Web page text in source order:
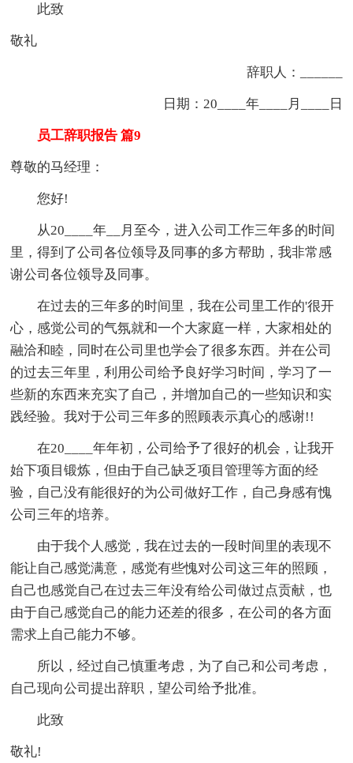
此致
敬礼
辞职人：______
日期：20____年____月____日
员工辞职报告 篇9
尊敬的马经理：
您好!
从20____年__月至今，进入公司工作三年多的时间
里，得到了公司各位领导及同事的多方帮助，我非常感
谢公司各位领导及同事。
在过去的三年多的时间里，我在公司里工作的'很开
心，感觉公司的气氛就和一个大家庭一样，大家相处的
融洽和睦，同时在公司里也学会了很多东西。并在公司
的过去三年里，利用公司给予良好学习时间，学习了一
些新的东西来充实了自己，并增加自己的一些知识和实
践经验。我对于公司三年多的照顾表示真心的感谢!!
在20____年年初，公司给予了很好的机会，让我开
始下项目锻炼，但由于自己缺乏项目管理等方面的经
验，自己没有能很好的为公司做好工作，自己身感有愧
公司三年的培养。
由于我个人感觉，我在过去的一段时间里的表现不
能让自己感觉满意，感觉有些愧对公司这三年的照顾，
自己也感觉自己在过去三年没有给公司做过点贡献，也
由于自己感觉自己的能力还差的很多，在公司的各方面
需求上自己能力不够。
所以，经过自己慎重考虑，为了自己和公司考虑，
自己现向公司提出辞职，望公司给予批准。
此致
敬礼!